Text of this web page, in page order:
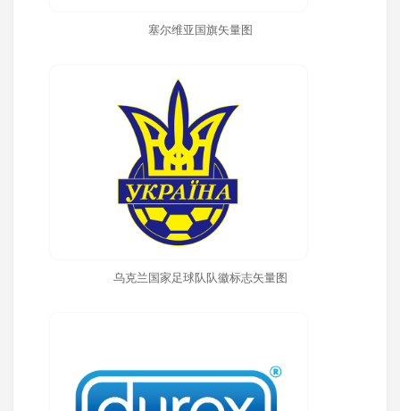
塞尔维亚国旗矢量图
乌克兰国家足球队队徽标志矢量图